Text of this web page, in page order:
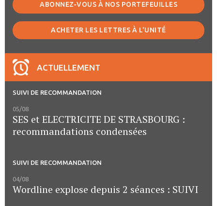
ABONNEZ-VOUS À NOS PORTEFEUILLES
ACHETER LES LETTRES À L'UNITÉ
ACTUELLEMENT
SUIVI DE RECOMMANDATION
05/08
SES et ELECTRICITE DE STRASBOURG :
recommandations condensées
SUIVI DE RECOMMANDATION
04/08
Wordline explose depuis 2 séances : SUIVI